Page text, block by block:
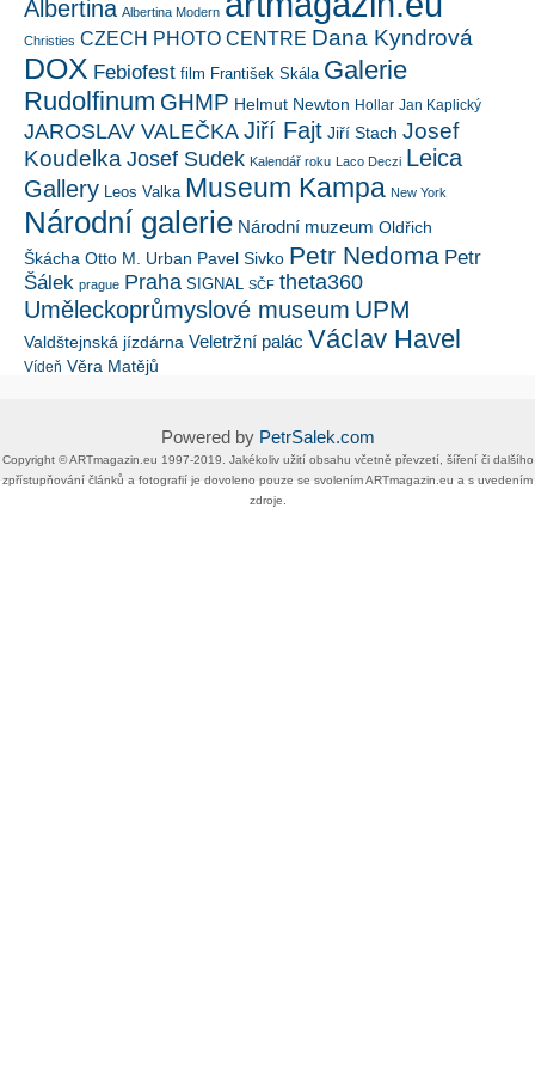
Albertina Albertina Modern
Christies CZECH PHOTO CENTRE Dana Kyndrová
DOX Febiofest film František Skála Galerie
Rudolfinum GHMP Helmut Newton Hollar Jan Kaplický
JAROSLAV VALEČKA Jiří Fajt Jiří Stach Josef
Koudelka Josef Sudek Kalendář roku Laco Deczi Leica
Gallery Leos Valka Museum Kampa New York
Národní galerie Národní muzeum Oldřich
Škácha Otto M. Urban Pavel Sivko Petr Nedoma Petr
Šálek prague Praha SIGNAL SČF theta360
Uměleckoprůmyslové museum UPM
Valdštejnská jízdárna Veletržní palác Václav Havel
Vídeň Věra Matějů
Powered by PetrSalek.com
Copyright ©​ ​​ARTmagazin.eu ​1997-2019​.​ Jakékoliv užití obsahu včetně převzetí, šíření či dalšího
zpřístupňování článků a fotografií je dovoleno pouze se svolením ​ARTmagazin.eu​ ​a s uvedením
zdroje.